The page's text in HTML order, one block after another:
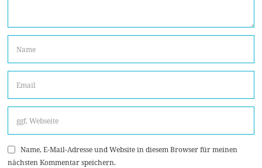
Name, E-Mail-Adresse und Website in diesem Browser für meinen
nächsten Kommentar speichern.